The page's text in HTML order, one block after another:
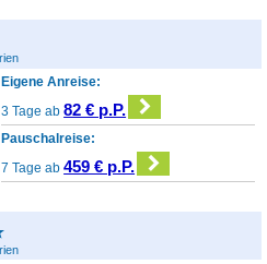
Eigene Anreise:
3 Tage ab82 € p.P.
Pauschalreise:
7 Tage ab459 € p.P.